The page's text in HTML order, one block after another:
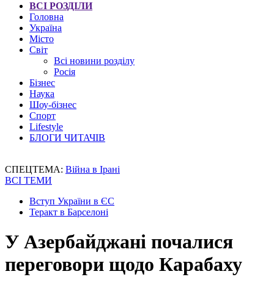
ВСІ РОЗДІЛИ
Головна
Україна
Місто
Світ
Всі новини розділу
Росія
Бізнес
Наука
Шоу-бізнес
Спорт
Lifestyle
БЛОГИ ЧИТАЧІВ
СПЕЦТЕМА: Війна в Ірані
ВСІ ТЕМИ
Вступ України в ЄС
Теракт в Барселоні
У Азербайджані почалися
переговори щодо Карабаху